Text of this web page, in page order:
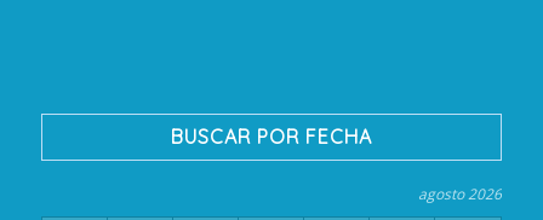
BUSCAR POR FECHA
agosto 2026